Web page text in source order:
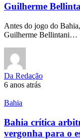
Guilherme
Antes do jogo do
Guilherme Bellintani…
Da Redação
6 anos atrás
Bahia
Bahia crítica
vergonha para o